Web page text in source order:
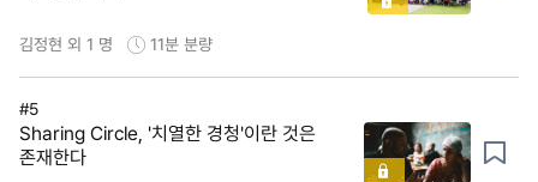
김정현 외 1 명 11분 분량
#5
Sharing Circle, '치열한 경청'이란 것은
존재한다